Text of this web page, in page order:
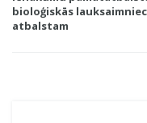
bioloģiskās
atbalstam